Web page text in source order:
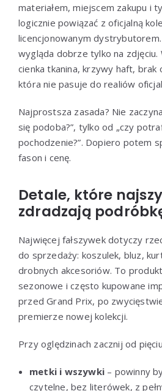
materiałem, miejscem zakupu i
logicznie powiązać z oficjalną
licencjonowanym
wygląda dobrze tylko na zdjęciu.
cienka tkanina, krzywy haft, brak
która nie pasuje do realiów
Najprostsza zasada? Nie
się podoba?”, tylko od „czy
pochodzenie?”. Dopiero potem
fason i cenę.
Detale, które
zdradzają
Najwięcej fałszywek dotyczy
do sprzedaży: koszulek, bluz,
drobnych akcesoriów. To
sezonowe i często kupowane
przed Grand Prix, po
premierze nowej kolekcji.
Przy oględzinach zacznij od
metki i wszywki – powinny
czytelne, bez literówek, z